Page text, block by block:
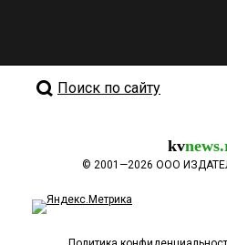
Поиск по сайту
kv
© 2001—2026 ООО